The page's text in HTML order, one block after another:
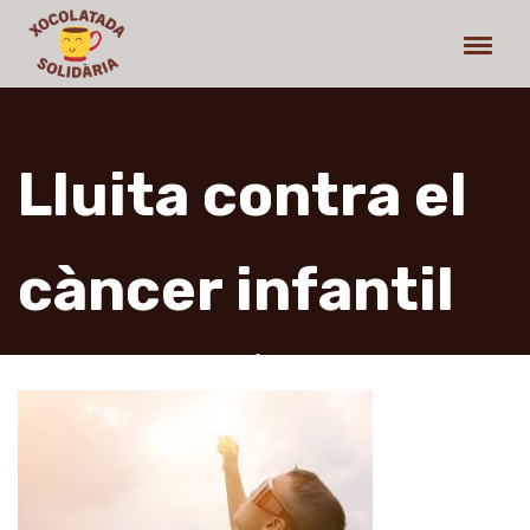
Lluita contra el
càncer infantil
La xocolatada solidària